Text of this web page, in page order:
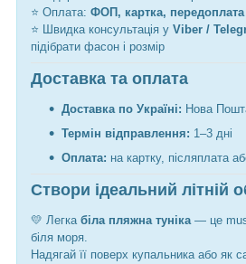
⭐ Оплата: ФОП, картка,
⭐ Швидка консультація у Viber /
підібрати фасон і розмір
Доставка та оплата
Доставка по Україні: Нова
Термін відправлення: 1–3 дні
Оплата: на картку, післяплата
Створи ідеальний літній
💛 Легка біла пляжна туніка— це
біля моря.
Надягай її поверх купальника або як